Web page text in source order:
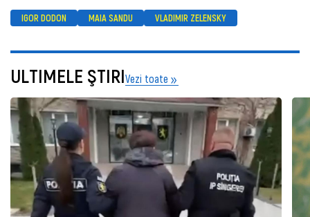
IGOR DODON MAIA SANDU VLADIMIR ZELENSKY
ULTIMELE ŞTIRIVezi toate